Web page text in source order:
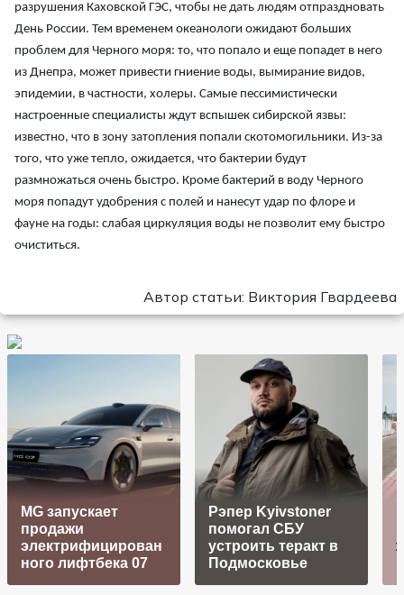
разрушения Каховской ГЭС, чтобы не дать людям отпраздновать
День России. Тем временем океанологи ожидают больших
проблем для Черного моря: то, что попало и еще попадет в него
из Днепра, может привести гниение воды, вымирание видов,
эпидемии, в частности, холеры. Самые пессимистически
настроенные специалисты ждут вспышек сибирской язвы:
известно, что в зону затопления попали скотомогильники. Из-за
того, что уже тепло, ожидается, что бактерии будут
размножаться очень быстро. Кроме бактерий в воду Черного
моря попадут удобрения с полей и нанесут удар по флоре и
фауне на годы: слабая циркуляция воды не позволит ему быстро
очиститься.
Автор статьи: Виктория Гвардеева
MG запускает
продажи
электрифицирован
ного лифтбека 07
Рэпер Kyivstoner
помогал СБУ
устроить теракт в
Подмосковье